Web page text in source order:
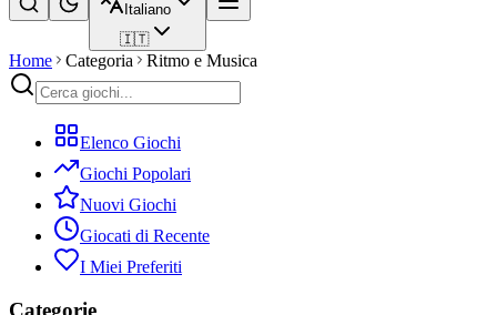
Italiano
🇮🇹
Home Categoria Ritmo e Musica
Elenco Giochi
Giochi Popolari
Nuovi Giochi
Giocati di Recente
I Miei Preferiti
Categorie